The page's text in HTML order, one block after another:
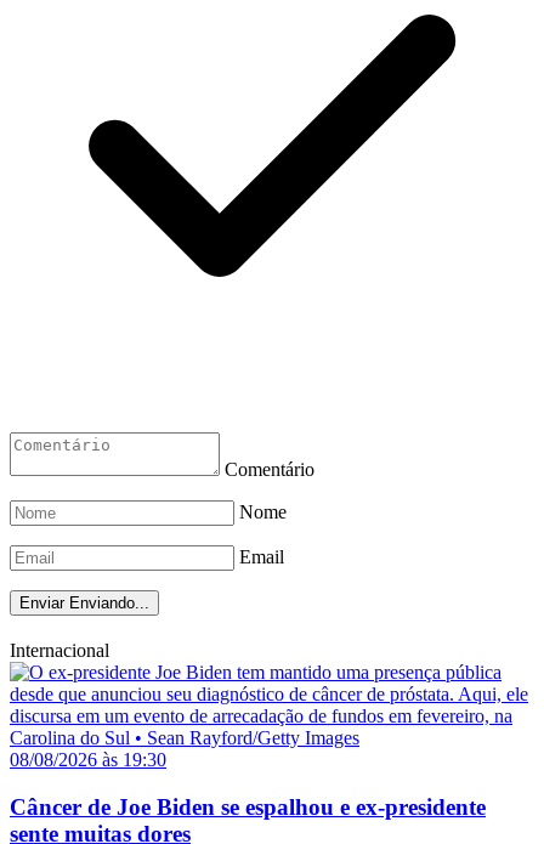
Comentário
Nome
Email
Enviar Enviando...
Internacional
08/08/2026 às 19:30
Câncer de Joe Biden se espalhou e ex-presidente
sente muitas dores